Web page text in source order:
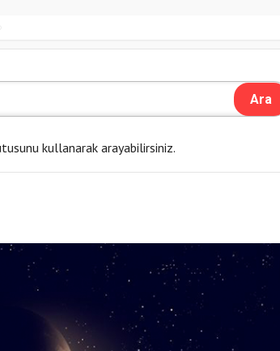
kullanarak arayabilirsiniz.